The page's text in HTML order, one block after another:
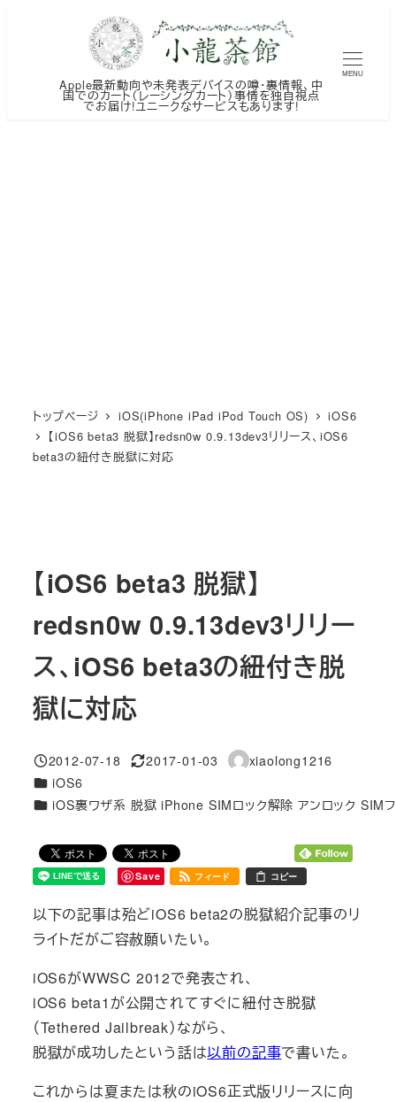
Apple最新動向や未発表デバイスの噂・裏情報、中
国でのカート（レーシングカート）事情を独自視点
でお届け!ユニークなサービスもあります!
MENU
トップページ iOS(iPhone iPad iPod Touch OS)
iOS6
【iOS6 beta3 脱獄】redsn0w 0.9.13dev3リリース、iOS6
beta3の紐付き脱獄に対応
【iOS6 beta3 脱獄】
redsn0w 0.9.13dev3リリー
ス、iOS6 beta3の紐付き脱
獄に対応
投稿日
2012-07-18
更新日
2017-01-03
著
xiaolong1216
カテゴリー
iOS6
カテゴリー
iOS裏ワザ系 脱獄 iPhone SIMロック解除 アンロック SIM
Save フィード コピー
以下の記事は殆どiOS6 beta2の脱獄紹介記事のリ
ライトだがご容赦願いたい。
iOS6がWWSC 2012で発表され、
iOS6 beta1が公開されてすぐに紐付き脱獄
（Tethered Jailbreak）ながら、
脱獄が成功したという話は以前の記事で書いた。
これからは夏または秋のiOS6正式版リリースに向